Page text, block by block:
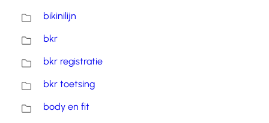
bikinilijn
bkr
bkr registratie
bkr toetsing
body en fit